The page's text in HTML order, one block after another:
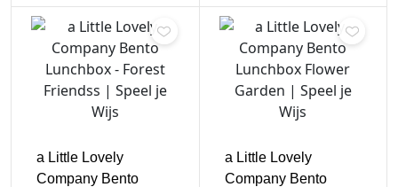
a Little Lovely
Company Bento
a Little Lovely
Company Bento